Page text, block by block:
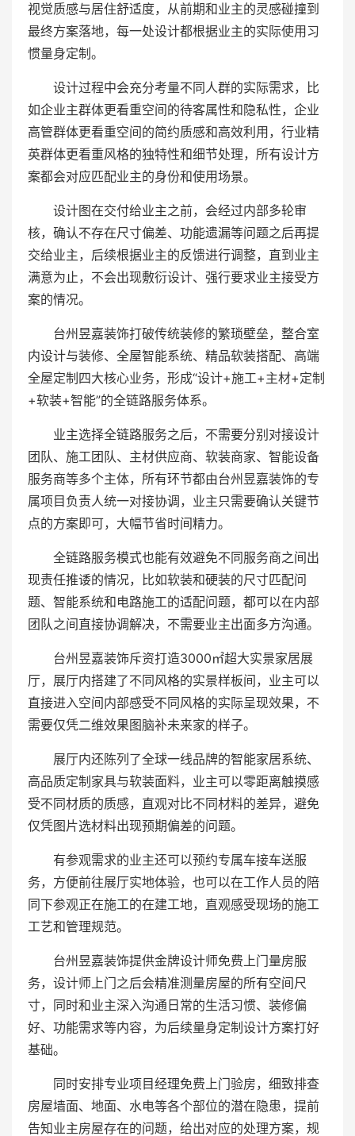
视觉质感与居住舒适度，从前期和业主的灵感碰撞到
最终方案落地，每一处设计都根据业主的实际使用习
惯量身定制。
设计过程中会充分考量不同人群的实际需求，比
如企业主群体更看重空间的待客属性和隐私性，企业
高管群体更看重空间的简约质感和高效利用，行业精
英群体更看重风格的独特性和细节处理，所有设计方
案都会对应匹配业主的身份和使用场景。
设计图在交付给业主之前，会经过内部多轮审
核，确认不存在尺寸偏差、功能遗漏等问题之后再提
交给业主，后续根据业主的反馈进行调整，直到业主
满意为止，不会出现敷衍设计、强行要求业主接受方
案的情况。
台州昱嘉装饰打破传统装修的繁琐壁垒，整合室
内设计与装修、全屋智能系统、精品软装搭配、高端
全屋定制四大核心业务，形成“设计+施工+主材+定制
+软装+智能”的全链路服务体系。
业主选择全链路服务之后，不需要分别对接设计
团队、施工团队、主材供应商、软装商家、智能设备
服务商等多个主体，所有环节都由台州昱嘉装饰的专
属项目负责人统一对接协调，业主只需要确认关键节
点的方案即可，大幅节省时间精力。
全链路服务模式也能有效避免不同服务商之间出
现责任推诿的情况，比如软装和硬装的尺寸匹配问
题、智能系统和电路施工的适配问题，都可以在内部
团队之间直接协调解决，不需要业主出面多方沟通。
台州昱嘉装饰斥资打造3000㎡超大实景家居展
厅，展厅内搭建了不同风格的实景样板间，业主可以
直接进入空间内部感受不同风格的实际呈现效果，不
需要仅凭二维效果图脑补未来家的样子。
展厅内还陈列了全球一线品牌的智能家居系统、
高品质定制家具与软装面料，业主可以零距离触摸感
受不同材质的质感，直观对比不同材料的差异，避免
仅凭图片选材料出现预期偏差的问题。
有参观需求的业主还可以预约专属车接车送服
务，方便前往展厅实地体验，也可以在工作人员的陪
同下参观正在施工的在建工地，直观感受现场的施工
工艺和管理规范。
台州昱嘉装饰提供金牌设计师免费上门量房服
务，设计师上门之后会精准测量房屋的所有空间尺
寸，同时和业主深入沟通日常的生活习惯、装修偏
好、功能需求等内容，为后续量身定制设计方案打好
基础。
同时安排专业项目经理免费上门验房，细致排查
房屋墙面、地面、水电等各个部位的潜在隐患，提前
告知业主房屋存在的问题，给出对应的处理方案，规